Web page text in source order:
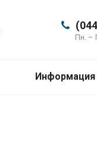
Пн. –
Информация